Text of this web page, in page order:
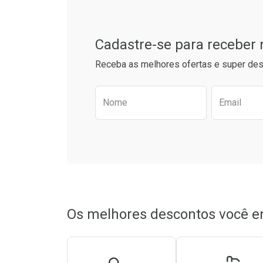
Ativar Desconto
Cadastre-se para receber
Receba as melhores ofertas e super
Preencha o formulário
Nome Email
Os melhores descontos você